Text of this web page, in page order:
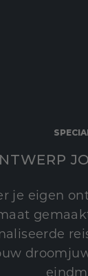
je eigen